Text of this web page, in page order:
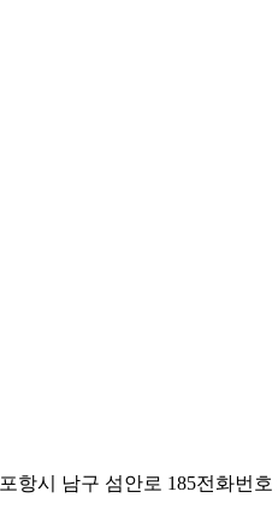
포항시 남구 섬안로 185전화번호